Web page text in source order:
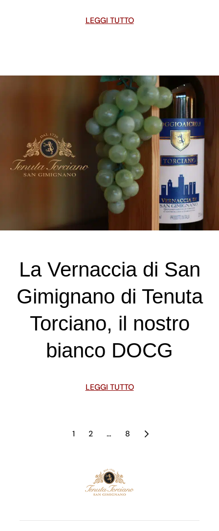
LEGGI TUTTO
La Vernaccia di San
Gimignano di Tenuta
Torciano, il nostro
bianco DOCG
LEGGI TUTTO
1 2 … 8